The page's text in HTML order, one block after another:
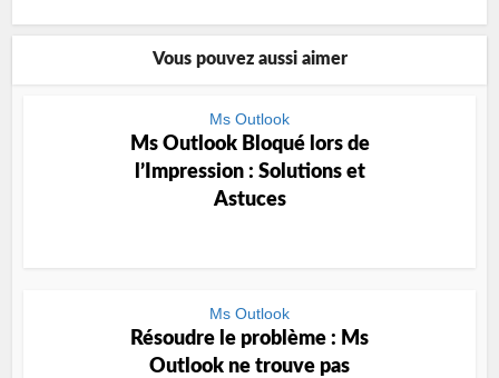
Vous pouvez aussi aimer
Ms Outlook
Ms Outlook Bloqué lors de
l’Impression : Solutions et
Astuces
Ms Outlook
Résoudre le problème : Ms
Outlook ne trouve pas